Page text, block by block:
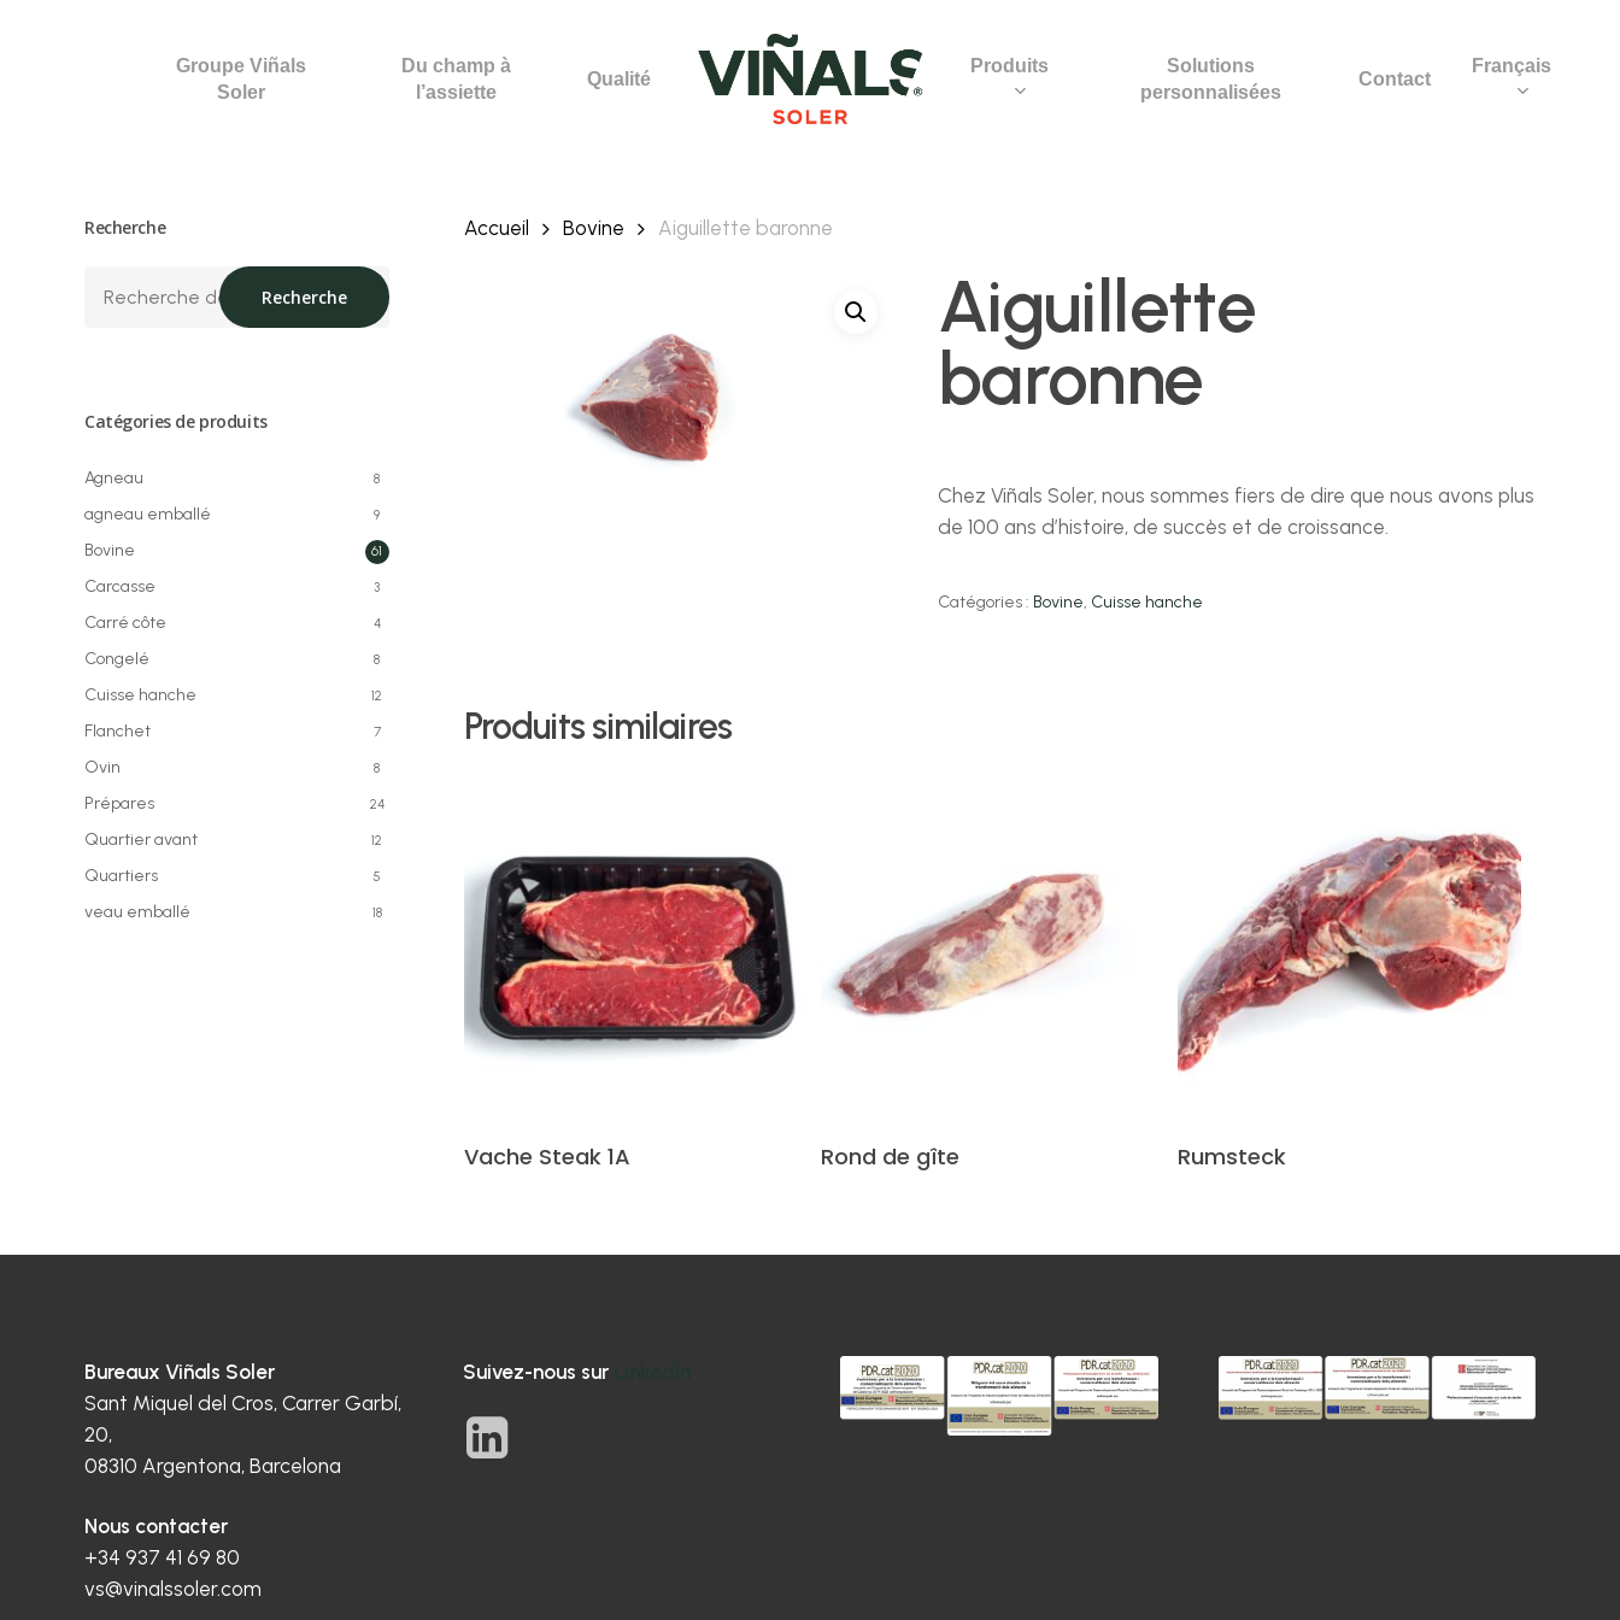
Groupe Viñals
Soler
Du champ à
l’assiette
Qualité
Produits
Solutions
personnalisées
Contact
Français
Recherche
pour :
Recherche
Catégories de produits
Agneau 8
agneau emballé 9
Bovine 61
Carcasse 3
Carré côte 4
Congelé 8
Cuisse hanche 12
Flanchet 7
Ovin 8
Prépares 24
Quartier avant 12
Quartiers 5
veau emballé 18
Accueil Bovine Aiguillette baronne
Aiguillette
baronne
Chez Viñals Soler, nous sommes fiers de dire que nous avons plus
de 100 ans d’histoire, de succès et de croissance.
Catégories : Bovine, Cuisse hanche
Produits similaires
Vache Steak 1A Rond de gîte Rumsteck
Bureaux Viñals Soler
Sant Miquel del Cros, Carrer Garbí,
20,
08310 Argentona, Barcelona
Nous contacter
+34 937 41 69 80
vs@vinalssoler.com
Suivez-nous sur